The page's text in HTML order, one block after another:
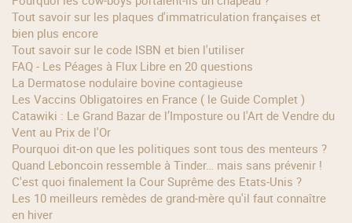
Tout savoir sur les plaques d'immatriculation françaises et
bien plus encore
Tout savoir sur le code ISBN et bien l'utiliser
FAQ - Les Péages à Flux Libre en 20 questions
La Dermatose nodulaire bovine contagieuse
Les Vaccins Obligatoires en France ( le Guide Complet )
Catawiki : Le Grand Bazar de l’Imposture ou l'Art de Vendre du
Vent au Prix de l'Or
Pourquoi dit-on que les politiques sont tous des menteurs ?
Quand Leboncoin ressemble à Tinder… mais sans prévenir !
C'est quoi finalement la Cour Suprême des Etats-Unis ?
Les 10 meilleurs remèdes de grand-mère qu'il faut connaître
en hiver